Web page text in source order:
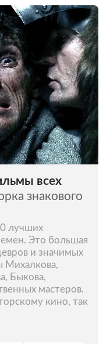
всех
знакового
лучших
Это большая
и значимых
Михалкова,
Быкова,
мастеров.
кино, так